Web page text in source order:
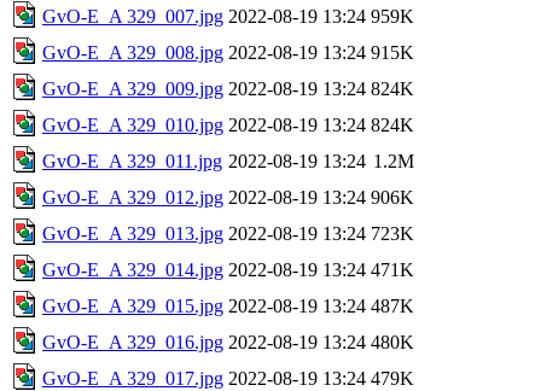
GvO-E_A 329_007.jpg 2022-08-19 13:24 959K
GvO-E_A 329_008.jpg 2022-08-19 13:24 915K
GvO-E_A 329_009.jpg 2022-08-19 13:24 824K
GvO-E_A 329_010.jpg 2022-08-19 13:24 824K
GvO-E_A 329_011.jpg 2022-08-19 13:24 1.2M
GvO-E_A 329_012.jpg 2022-08-19 13:24 906K
GvO-E_A 329_013.jpg 2022-08-19 13:24 723K
GvO-E_A 329_014.jpg 2022-08-19 13:24 471K
GvO-E_A 329_015.jpg 2022-08-19 13:24 487K
GvO-E_A 329_016.jpg 2022-08-19 13:24 480K
GvO-E_A 329_017.jpg 2022-08-19 13:24 479K